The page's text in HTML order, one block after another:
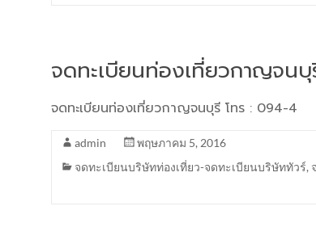
จดทะเบียนท่องเที่ยวกาญจนบุ
จดทะเบียนท่องเที่ยวกาญจนบุรี โทร : 094-4
admin
พฤษภาคม 5, 2016
จดทะเบียนบริษัทท่องเที่ยว-จดทะเบียนบริษัททัวร์,